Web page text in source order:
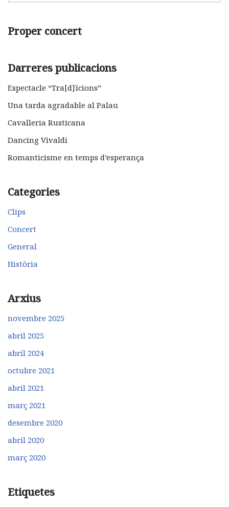
Proper concert
Darreres publicacions
Espectacle “Tra[d]ïcions”
Una tarda agradable al Palau
Cavalleria Rusticana
Dancing Vivaldi
Romanticisme en temps d’esperança
Categories
Clips
Concert
General
Història
Arxius
novembre 2025
abril 2025
abril 2024
octubre 2021
abril 2021
març 2021
desembre 2020
abril 2020
març 2020
Etiquetes